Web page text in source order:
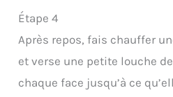
Étape 4
Après repos, fais chauffer
et verse une petite louche
chaque face jusqu’à ce